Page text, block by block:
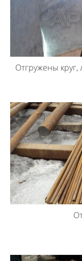
Отгружены